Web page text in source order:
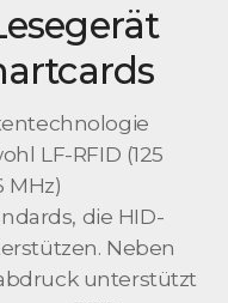
LF-RFID (125
MHz)
die HID-
Neben
unterstützt